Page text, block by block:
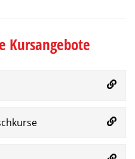
Kursangebote